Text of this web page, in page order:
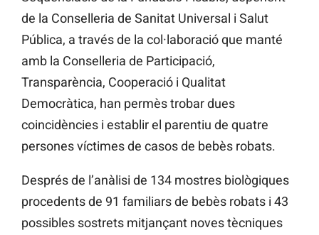
de la Conselleria de Sanitat Universal i Salut
Pública, a través de la col·laboració que manté
amb la Conselleria de Participació,
Transparència, Cooperació i Qualitat
Democràtica, han permès trobar dues
coincidències i establir el parentiu de quatre
persones víctimes de casos de bebès robats.
Després de l’anàlisi de 134 mostres biològiques
procedents de 91 familiars de bebès robats i 43
possibles sostrets mitjançant noves tècniques